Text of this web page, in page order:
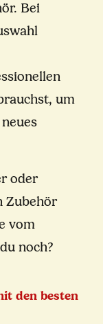
Bei
um
oder
Zubehör
vom
noch?
den besten